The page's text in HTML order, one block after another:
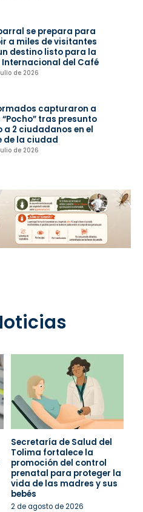
se prepara para
a miles de visitantes
destino listo para la
Internacional del Café
de 2026
capturaron a
tras presunto
a 2 ciudadanos en el
de la ciudad
de 2026
Secretaría de Salud del
Tolima fortalece la
promoción del control
prenatal para proteger la
vida de las madres y sus
bebés
2 de agosto de 2026